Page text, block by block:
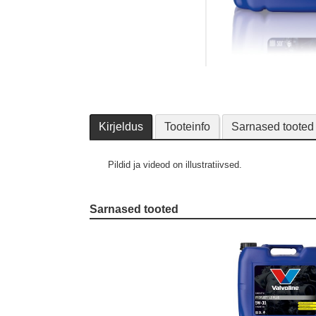
Kirjeldus Tooteinfo Sarnased tooted
Pildid ja videod on illustratiivsed.
Sarnased tooted